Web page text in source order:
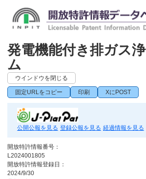
発電機能付き排ガス
ム
ウインドウを閉じる
固定URLをコピー 印刷 XにPOST
公開公報を見る 登録公報を見る 経過情報を見る
開放特許情報番号：
L2024001805
開放特許情報登録日：
2024/9/30